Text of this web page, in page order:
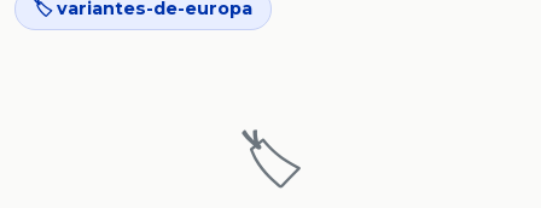
🏷️ variantes-de-europa
🏷️